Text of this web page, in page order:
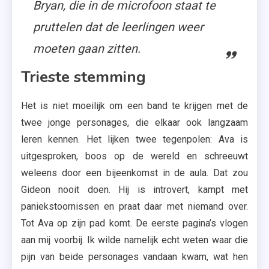
Bryan, die in de microfoon staat te
pruttelen dat de leerlingen weer
moeten gaan zitten.
Trieste stemming
Het is niet moeilijk om een band te krijgen met de
twee jonge personages, die elkaar ook langzaam
leren kennen. Het lijken twee tegenpolen: Ava is
uitgesproken, boos op de wereld en schreeuwt
weleens door een bijeenkomst in de aula. Dat zou
Gideon nooit doen. Hij is introvert, kampt met
paniekstoornissen en praat daar met niemand over.
Tot Ava op zijn pad komt. De eerste pagina’s vlogen
aan mij voorbij. Ik wilde namelijk echt weten waar die
pijn van beide personages vandaan kwam, wat hen